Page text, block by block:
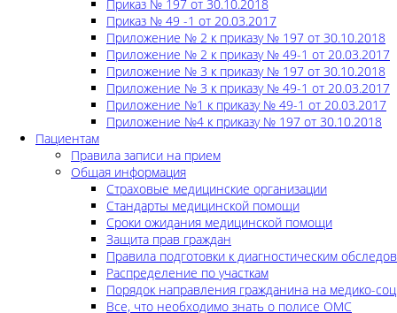
Приказ № 197 от 30.10.2018
Приказ № 49 -1 от 20.03.2017
Приложение № 2 к приказу № 197 от 30.10.2018
Приложение № 2 к приказу № 49-1 от 20.03.2017
Приложение № 3 к приказу № 197 от 30.10.2018
Приложение № 3 к приказу № 49-1 от 20.03.2017
Приложение №1 к приказу № 49-1 от 20.03.2017
Приложение №4 к приказу № 197 от 30.10.2018
Пациентам
Правила записи на прием
Общая информация
Страховые медицинские организации
Стандарты медицинской помощи
Сроки ожидания медицинской помощи
Защита прав граждан
Правила подготовки к диагностическим
Распределение по участкам
Порядок направления гражданина на медико-
Все, что необходимо знать о полисе ОМС